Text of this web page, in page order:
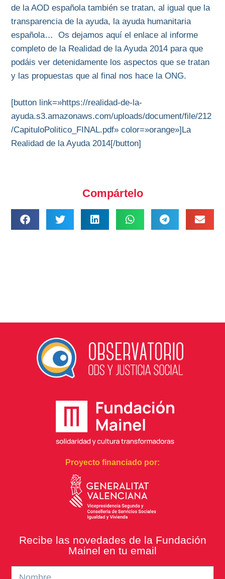
de la AOD española también se tratan, al igual que la
transparencia de la ayuda, la ayuda humanitaria
española… Os dejamos aquí el enlace al informe
completo de la Realidad de la Ayuda 2014 para que
podáis ver detenidamente los aspectos que se tratan
y las propuestas que al final nos hace la ONG.
[button link=»https://realidad-de-la-
ayuda.s3.amazonaws.com/uploads/document/file/212
/CapituloPolitico_FINAL.pdf» color=»orange»]La
Realidad de la Ayuda 2014[/button]
Compártelo
Proyecto financiado por:
Recibe las novedades de la Fundación
Mainel en tu email